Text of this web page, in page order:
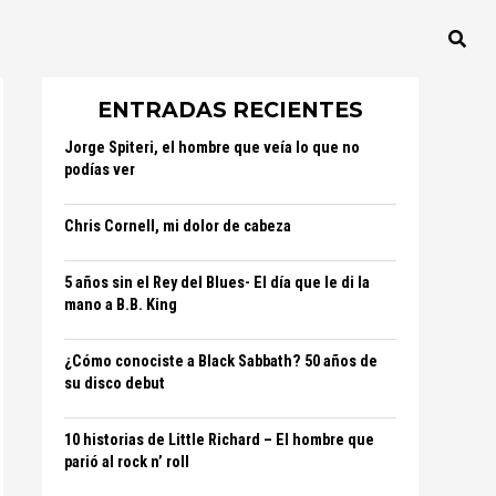
ENTRADAS RECIENTES
Jorge Spiteri, el hombre que veía lo que no
podías ver
Chris Cornell, mi dolor de cabeza
5 años sin el Rey del Blues- El día que le di la
mano a B.B. King
¿Cómo conociste a Black Sabbath? 50 años de
su disco debut
10 historias de Little Richard – El hombre que
parió al rock n’ roll